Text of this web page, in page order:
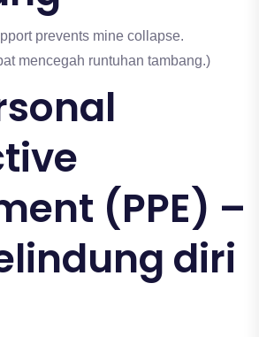
prevents mine collapse.
mencegah runtuhan tambang.)
(PPE) –
diri